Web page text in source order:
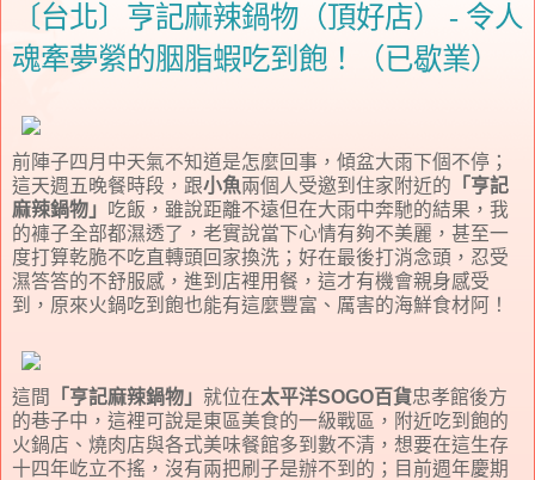
〔台北〕亨記麻辣鍋物（頂好店） - 令人
魂牽夢縈的胭脂蝦吃到飽！（已歇業）
前陣子四月中天氣不知道是怎麼回事，傾盆大雨下個不停；
這天週五晚餐時段，跟小魚兩個人受邀到住家附近的 「亨記
麻辣鍋物」
吃飯，雖說距離不遠但在大雨中奔馳的結果，我
的褲子全部都濕透了，老實說當下心情有夠不美麗，甚至一
度打算乾脆不吃直轉頭回家換洗；好在最後打消念頭，忍受
濕答答的不舒服感，進到店裡用餐，這才有機會親身感受
到，原來火鍋吃到飽也能有這麼豐富、厲害的海鮮食材阿！
這間 「亨記麻辣鍋物」 就位在太平洋SOGO百貨忠孝館後方
的巷子中，這裡可說是東區美食的一級戰區，附近吃到飽的
火鍋店、燒肉店與各式美味餐館多到數不清，想要在這生存
十四年屹立不搖，沒有兩把刷子是辦不到的；目前週年慶期